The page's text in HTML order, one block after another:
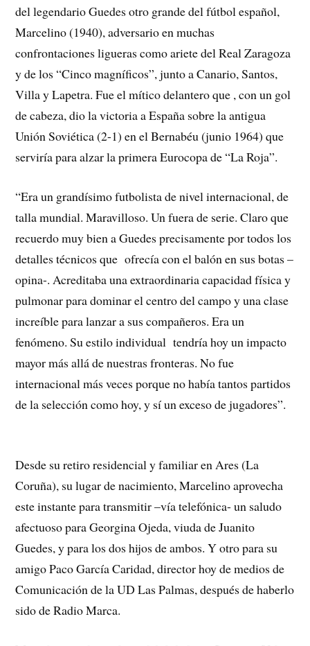
del legendario Guedes otro grande del fútbol español,
Marcelino (1940), adversario en muchas
confrontaciones ligueras como ariete del Real Zaragoza
y de los “Cinco magníficos”, junto a Canario, Santos,
Villa y Lapetra. Fue el mítico delantero que , con un gol
de cabeza, dio la victoria a España sobre la antigua
Unión Soviética (2-1) en el Bernabéu (junio 1964) que
serviría para alzar la primera Eurocopa de “La Roja”.
“Era un grandísimo futbolista de nivel internacional, de
talla mundial. Maravilloso. Un fuera de serie. Claro que
recuerdo muy bien a Guedes precisamente por todos los
detalles técnicos que ofrecía con el balón en sus botas –
opina-. Acreditaba una extraordinaria capacidad física y
pulmonar para dominar el centro del campo y una clase
increíble para lanzar a sus compañeros. Era un
fenómeno. Su estilo individual tendría hoy un impacto
mayor más allá de nuestras fronteras. No fue
internacional más veces porque no había tantos partidos
de la selección como hoy, y sí un exceso de jugadores”.
Desde su retiro residencial y familiar en Ares (La
Coruña), su lugar de nacimiento, Marcelino aprovecha
este instante para transmitir –vía telefónica- un saludo
afectuoso para Georgina Ojeda, viuda de Juanito
Guedes, y para los dos hijos de ambos. Y otro para su
amigo Paco García Caridad, director hoy de medios de
Comunicación de la UD Las Palmas, después de haberlo
sido de Radio Marca.